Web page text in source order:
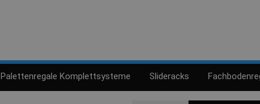
Palettenregale Komplettsysteme Slideracks